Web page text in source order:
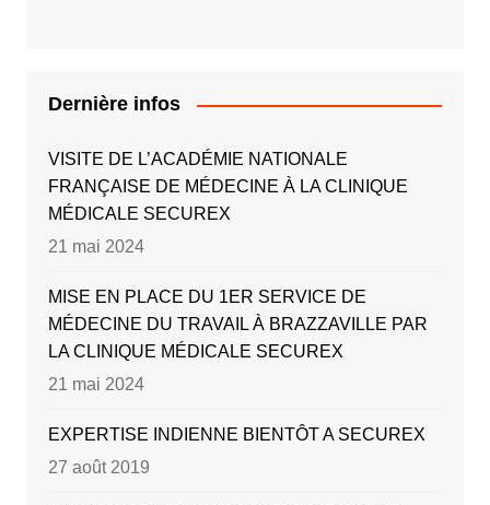
Dernière infos
VISITE DE L’ACADÉMIE NATIONALE
FRANÇAISE DE MÉDECINE À LA CLINIQUE
MÉDICALE SECUREX
21 mai 2024
MISE EN PLACE DU 1ER SERVICE DE
MÉDECINE DU TRAVAIL À BRAZZAVILLE PAR
LA CLINIQUE MÉDICALE SECUREX
21 mai 2024
EXPERTISE INDIENNE BIENTÔT A SECUREX
27 août 2019